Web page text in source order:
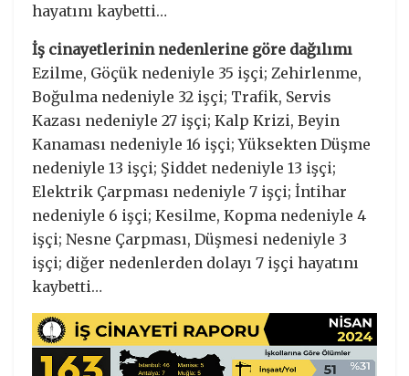
hayatını kaybetti…
İş cinayetlerinin nedenlerine göre dağılımı
Ezilme, Göçük nedeniyle 35 işçi; Zehirlenme,
Boğulma nedeniyle 32 işçi; Trafik, Servis
Kazası nedeniyle 27 işçi; Kalp Krizi, Beyin
Kanaması nedeniyle 16 işçi; Yüksekten Düşme
nedeniyle 13 işçi; Şiddet nedeniyle 13 işçi;
Elektrik Çarpması nedeniyle 7 işçi; İntihar
nedeniyle 6 işçi; Kesilme, Kopma nedeniyle 4
işçi; Nesne Çarpması, Düşmesi nedeniyle 3
işçi; diğer nedenlerden dolayı 7 işçi hayatını
kaybetti…